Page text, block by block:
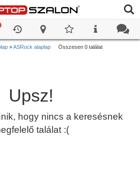
»ASRock alaplap Összesen 0 találat
Upsz!
hogy nincs a keresésnek
találat :(
0
0